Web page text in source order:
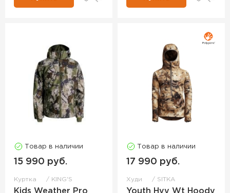
Товар в наличии
15 990 руб.
Куртка KING'S
Kids Weather Pro
Товар в наличии
17 990 руб.
Худи SITKA
Youth Hvy Wt Hoody